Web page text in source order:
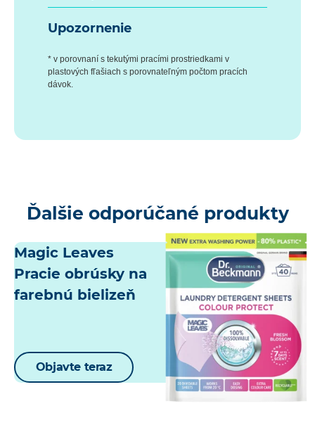
Upozornenie
* v porovnaní s tekutými pracími prostriedkami v
plastových fľašiach s porovnateľným počtom pracích
dávok.
Ďalšie odporúčané produkty
Magic Leaves
Pracie obrúsky na
farebnú bielizeň
Objavte teraz